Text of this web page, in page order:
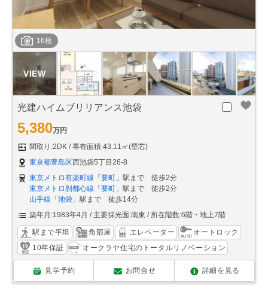
16枚
光建ハイムブリリアンス池袋
5,380万円
間取り:2DK
専有面積:43.11㎡(壁芯)
東京都豊島区西池袋5丁目26-8
東京メトロ有楽町線 「 要町 」駅まで 徒歩2分
東京メトロ副都心線 「 要町 」駅まで 徒歩2分
山手線 「 池袋 」駅まで 徒歩14分
築年月:1983年4月
主要採光面:南東 所在階数:6階・地上7階
駅まで平坦 角部屋 エレベーター
オートロック
10年保証
オークラヤ住宅のトータルリノベーション
見学予約 お問合せ 詳細を見る